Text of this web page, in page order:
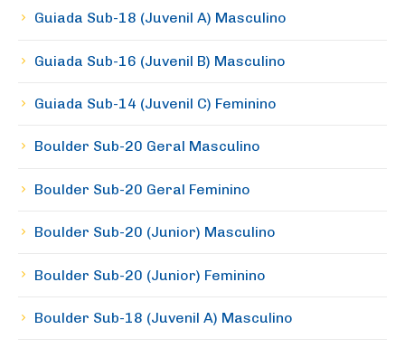
Guiada Sub-18 (Juvenil A) Masculino
Guiada Sub-16 (Juvenil B) Masculino
Guiada Sub-14 (Juvenil C) Feminino
Boulder Sub-20 Geral Masculino
Boulder Sub-20 Geral Feminino
Boulder Sub-20 (Junior) Masculino
Boulder Sub-20 (Junior) Feminino
Boulder Sub-18 (Juvenil A) Masculino